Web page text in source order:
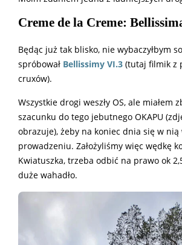
Creme de la Creme:
Będąc już tak blisko, nie wybaczyłbym
spróbował Bellissimy VI.3 (tutaj filmik z
cruxów).
Wszystkie drogi weszły OS, ale miałem
szacunku do tego jebutnego OKAPU
obrazuje), żeby na koniec dnia się w nią
prowadzeniu. Założyliśmy więc wędkę
Kwiatuszka, trzeba odbić na prawo ok
duże wahadło.